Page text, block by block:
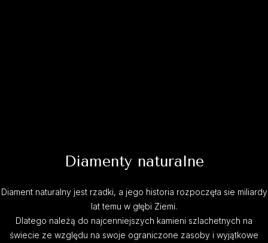
Diamenty naturalne
Diament naturalny jest rzadki, a jego historia rozpoczęła sie miliardy
lat temu w głębi Ziemi.
Dlatego należą do najcenniejszych kamieni szlachetnych na
świecie ze względu na swoje ograniczone zasoby i wyjątkowe